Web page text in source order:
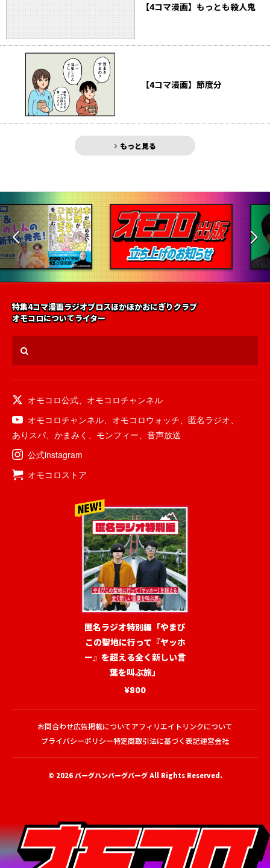
【4コマ漫画】もっとも殺人鬼
【4コマ漫画】節度分
もっと見る
特集4コマ漫画ラジオブロスほかほかおにぎりクラブ
オモコロについてライター
オモコロ公式
オモコロチャンネル
オモコロチャンネル
オモコロウォッチ 匿名ラジオ
ありスパ
かまみく モンフィー
音声放送
公式instagram
オモコロストア
匿名ラジオ特別編「やまび
この聖地に行って『ヤッホ
ー』を超える全く新しい言
葉を叫ぶ旅」
¥800
お問合わせ広告掲載についてアフィリエイトリンクについて
プライバシーポリシー特定商取引法に基づく表記運営会社
© 2026バーグハンバーグバーグAll Rights Reserved.